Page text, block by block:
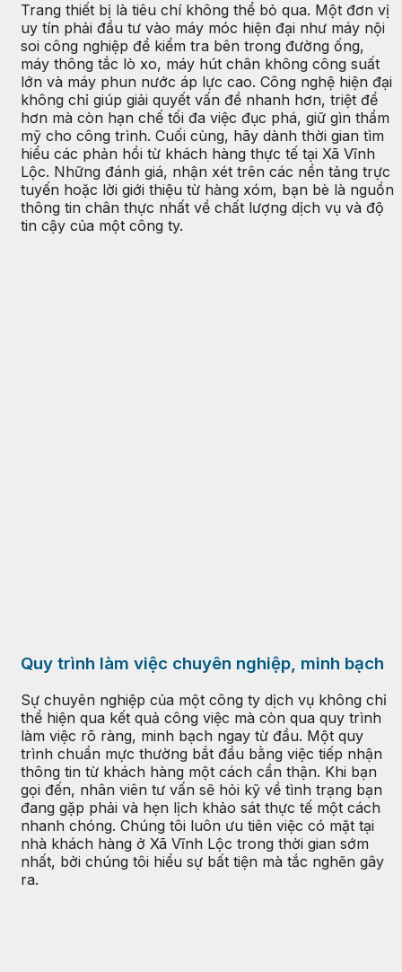
Trang thiết bị là tiêu chí không thể bỏ qua. Một đơn vị
uy tín phải đầu tư vào máy móc hiện đại như máy nội
soi công nghiệp để kiểm tra bên trong đường ống,
máy thông tắc lò xo, máy hút chân không công suất
lớn và máy phun nước áp lực cao. Công nghệ hiện đại
không chỉ giúp giải quyết vấn đề nhanh hơn, triệt để
hơn mà còn hạn chế tối đa việc đục phá, giữ gìn thẩm
mỹ cho công trình. Cuối cùng, hãy dành thời gian tìm
hiểu các phản hồi từ khách hàng thực tế tại Xã Vĩnh
Lộc. Những đánh giá, nhận xét trên các nền tảng trực
tuyến hoặc lời giới thiệu từ hàng xóm, bạn bè là nguồn
thông tin chân thực nhất về chất lượng dịch vụ và độ
tin cậy của một công ty.
Quy trình làm việc chuyên nghiệp, minh bạch
Sự chuyên nghiệp của một công ty dịch vụ không chỉ
thể hiện qua kết quả công việc mà còn qua quy trình
làm việc rõ ràng, minh bạch ngay từ đầu. Một quy
trình chuẩn mực thường bắt đầu bằng việc tiếp nhận
thông tin từ khách hàng một cách cẩn thận. Khi bạn
gọi đến, nhân viên tư vấn sẽ hỏi kỹ về tình trạng bạn
đang gặp phải và hẹn lịch khảo sát thực tế một cách
nhanh chóng. Chúng tôi luôn ưu tiên việc có mặt tại
nhà khách hàng ở Xã Vĩnh Lộc trong thời gian sớm
nhất, bởi chúng tôi hiểu sự bất tiện mà tắc nghẽn gây
ra.